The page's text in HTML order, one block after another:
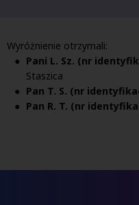
Wyróżnienie otrzymali:
Pani L. Sz. (nr
Staszica
Pan T. S. (nr
Pan R. T. (nr